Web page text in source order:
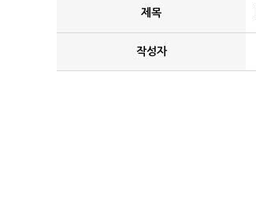
제목
작성자